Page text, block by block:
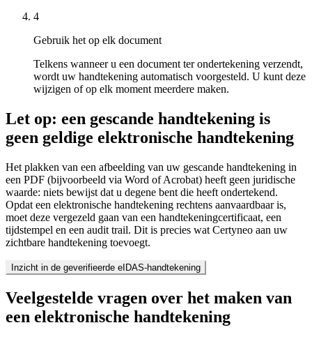
4
Gebruik het op elk document
Telkens wanneer u een document ter ondertekening verzendt,
wordt uw handtekening automatisch voorgesteld. U kunt deze
wijzigen of op elk moment meerdere maken.
Let op: een gescande handtekening is
geen geldige elektronische handtekening
Het plakken van een afbeelding van uw gescande handtekening in
een PDF (bijvoorbeeld via Word of Acrobat) heeft geen juridische
waarde: niets bewijst dat u degene bent die heeft ondertekend.
Opdat een elektronische handtekening rechtens aanvaardbaar is,
moet deze vergezeld gaan van een handtekeningcertificaat, een
tijdstempel en een audit trail. Dit is precies wat Certyneo aan uw
zichtbare handtekening toevoegt.
Inzicht in de geverifieerde eIDAS-handtekening
Veelgestelde vragen over het maken van
een elektronische handtekening